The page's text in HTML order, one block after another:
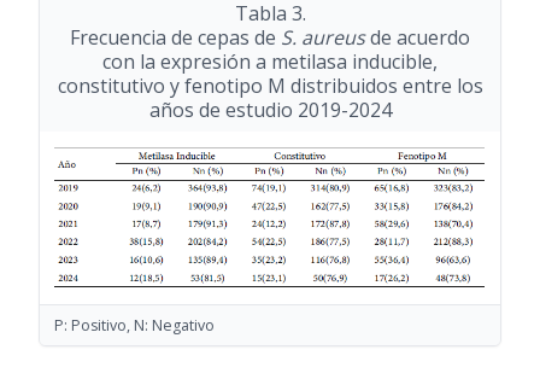
Tabla 3.
Frecuencia de cepas de S. aureusde acuerdo
con la expresión a metilasa inducible,
constitutivo y fenotipo M distribuidos entre los
años de estudio 2019-2024
P: Positivo, N: Negativo